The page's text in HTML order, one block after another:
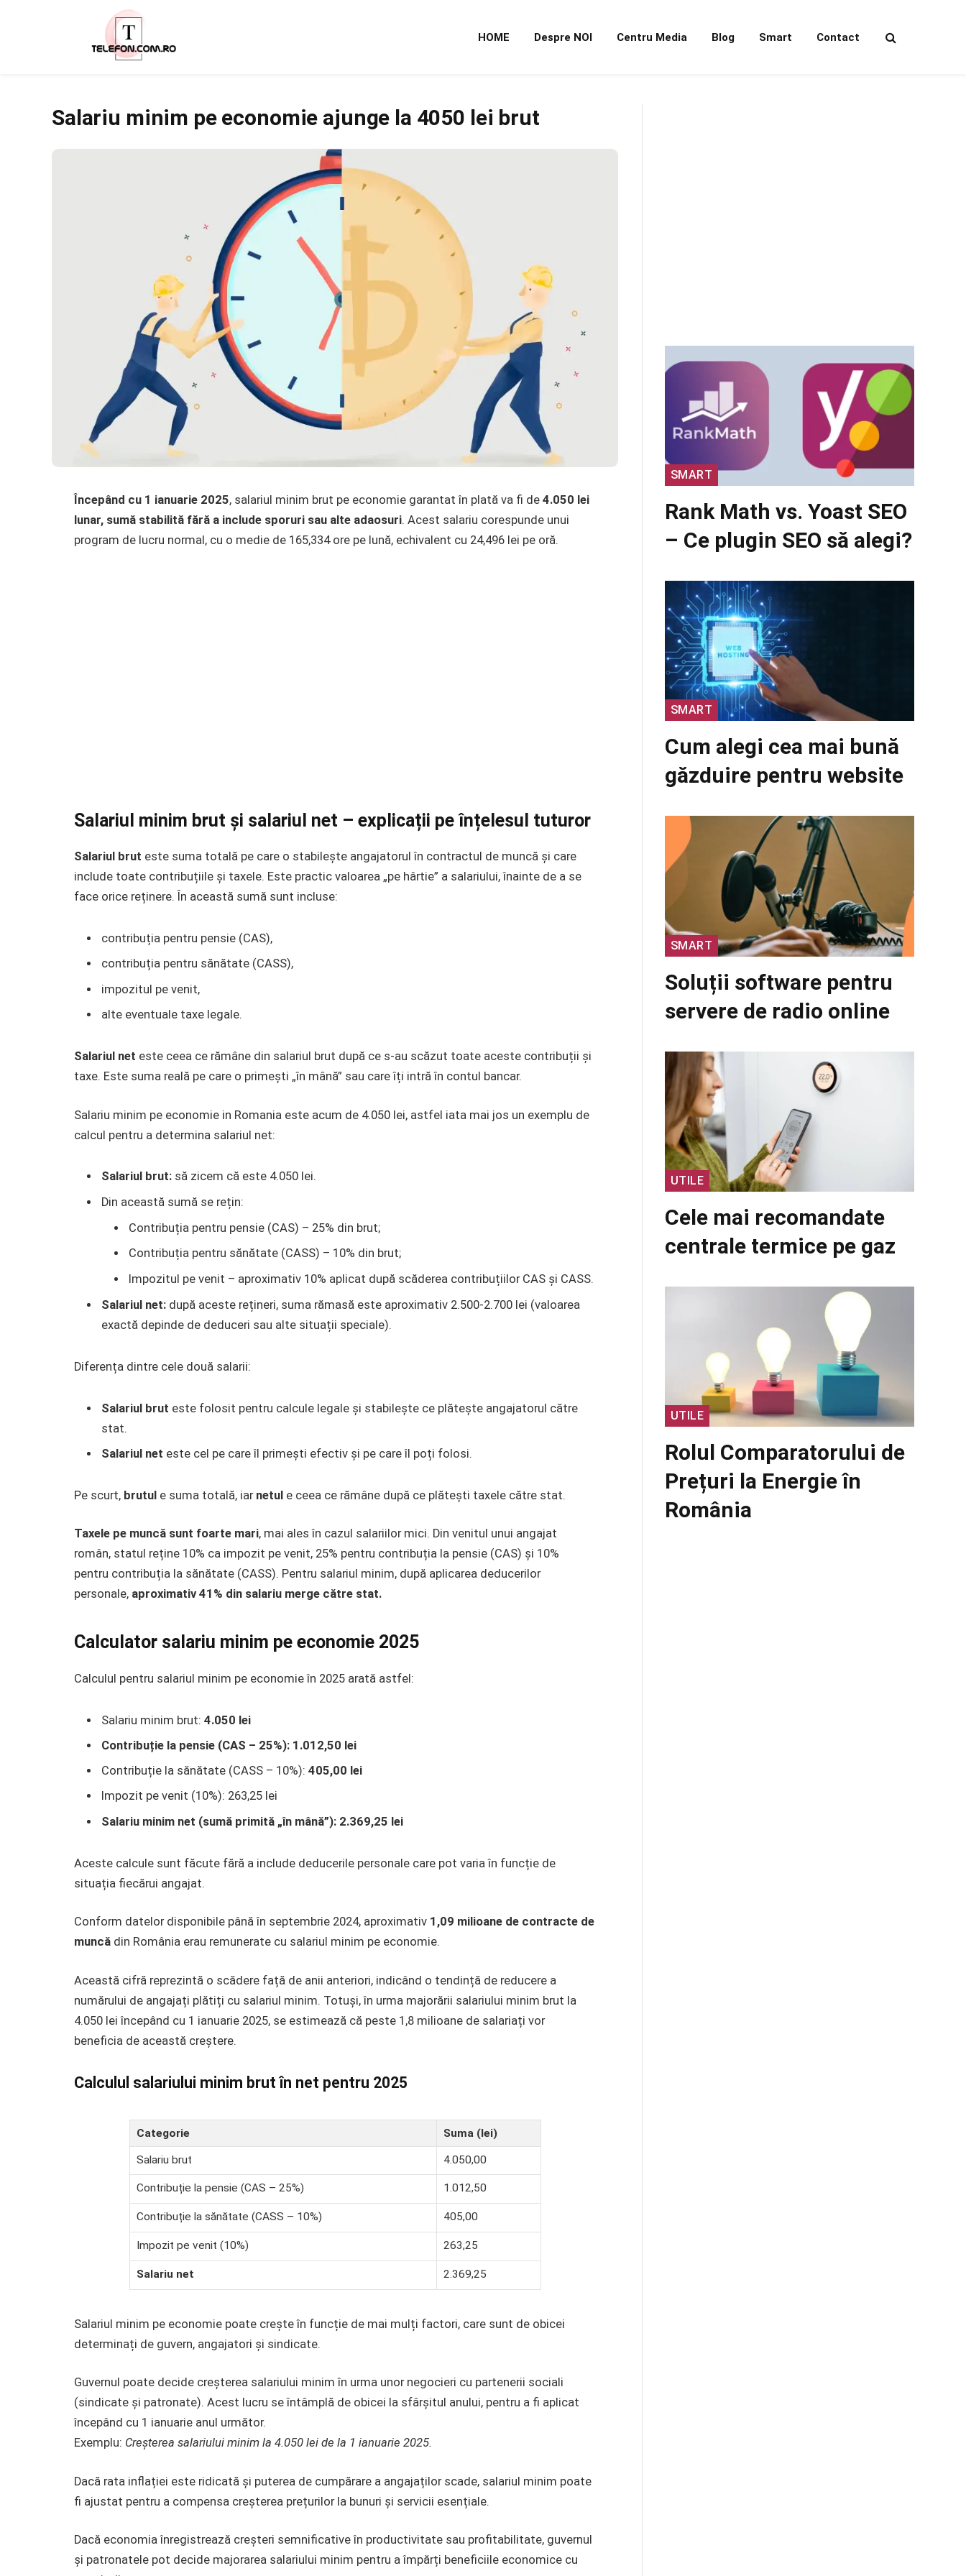
HOME Despre NOI Centru Media Blog Smart Contact
Salariu minim pe economie ajunge la 4050 lei brut
Începând cu 1 ianuarie 2025, salariul minim brut pe economie garantat în plată va fi de 4.050 lei
lunar, sumă stabilită fără a include sporuri sau alte adaosuri. Acest salariu corespunde unui
program de lucru normal, cu o medie de 165,334 ore pe lună, echivalent cu 24,496 lei pe oră.
Salariul minim brut și salariul net – explicații pe înțelesul tuturor
Salariul brut este suma totală pe care o stabilește angajatorul în contractul de muncă și care
include toate contribuțiile și taxele. Este practic valoarea „pe hârtie” a salariului, înainte de a se
face orice reținere. În această sumă sunt incluse:
contribuția pentru pensie (CAS),
contribuția pentru sănătate (CASS),
impozitul pe venit,
alte eventuale taxe legale.
Salariul net este ceea ce rămâne din salariul brut după ce s-au scăzut toate aceste contribuții și
taxe. Este suma reală pe care o primești „în mână” sau care îți intră în contul bancar.
Salariu minim pe economie in Romania este acum de 4.050 lei, astfel iata mai jos un exemplu de
calcul pentru a determina salariul net:
Salariul brut: să zicem că este 4.050 lei.
Din această sumă se rețin:
Contribuția pentru pensie (CAS) – 25% din brut;
Contribuția pentru sănătate (CASS) – 10% din brut;
Impozitul pe venit – aproximativ 10% aplicat după scăderea contribuțiilor CAS și CASS.
Salariul net: după aceste rețineri, suma rămasă este aproximativ 2.500-2.700 lei (valoarea
exactă depinde de deduceri sau alte situații speciale).
Diferența dintre cele două salarii:
Salariul brut este folosit pentru calcule legale și stabilește ce plătește angajatorul către
stat.
Salariul net este cel pe care îl primești efectiv și pe care îl poți folosi.
Pe scurt, brutul e suma totală, iar netul e ceea ce rămâne după ce plătești taxele către stat.
Taxele pe muncă sunt foarte mari, mai ales în cazul salariilor mici. Din venitul unui angajat
român, statul reține 10% ca impozit pe venit, 25% pentru contribuția la pensie (CAS) și 10%
pentru contribuția la sănătate (CASS). Pentru salariul minim, după aplicarea deducerilor
personale, aproximativ 41% din salariu merge către stat.
Calculator salariu minim pe economie 2025
Calculul pentru salariul minim pe economie în 2025 arată astfel:
Salariu minim brut: 4.050 lei
Contribuție la pensie (CAS – 25%): 1.012,50 lei
Contribuție la sănătate (CASS – 10%): 405,00 lei
Impozit pe venit (10%): 263,25 lei
Salariu minim net (sumă primită „în mână”): 2.369,25 lei
Aceste calcule sunt făcute fără a include deducerile personale care pot varia în funcție de
situația fiecărui angajat.
Conform datelor disponibile până în septembrie 2024, aproximativ 1,09 milioane de contracte de
muncă din România erau remunerate cu salariul minim pe economie.
Această cifră reprezintă o scădere față de anii anteriori, indicând o tendință de reducere a
numărului de angajați plătiți cu salariul minim. Totuși, în urma majorării salariului minim brut la
4.050 lei începând cu 1 ianuarie 2025, se estimează că peste 1,8 milioane de salariați vor
beneficia de această creștere.
Calculul salariului minim brut în net pentru 2025
Categorie Suma (lei)
Salariu brut 4.050,00
Contribuție la pensie (CAS – 25%) 1.012,50
Contribuție la sănătate (CASS – 10%) 405,00
Impozit pe venit (10%) 263,25
Salariu net 2.369,25
Salariul minim pe economie poate crește în funcție de mai mulți factori, care sunt de obicei
determinați de guvern, angajatori și sindicate.
Guvernul poate decide creșterea salariului minim în urma unor negocieri cu partenerii sociali
(sindicate și patronate). Acest lucru se întâmplă de obicei la sfârșitul anului, pentru a fi aplicat
începând cu 1 ianuarie anul următor.
Exemplu: Creșterea salariului minim la 4.050 lei de la 1 ianuarie 2025.
Dacă rata inflației este ridicată și puterea de cumpărare a angajaților scade, salariul minim poate
fi ajustat pentru a compensa creșterea prețurilor la bunuri și servicii esențiale.
Dacă economia înregistrează creșteri semnificative în productivitate sau profitabilitate, guvernul
și patronatele pot decide majorarea salariului minim pentru a împărți beneficiile economice cu
SMART
Rank Math vs. Yoast SEO
– Ce plugin SEO să alegi?
SMART
Cum alegi cea mai bună
găzduire pentru website
SMART
Soluții software pentru
servere de radio online
UTILE
Cele mai recomandate
centrale termice pe gaz
UTILE
Rolul Comparatorului de
Prețuri la Energie în
România